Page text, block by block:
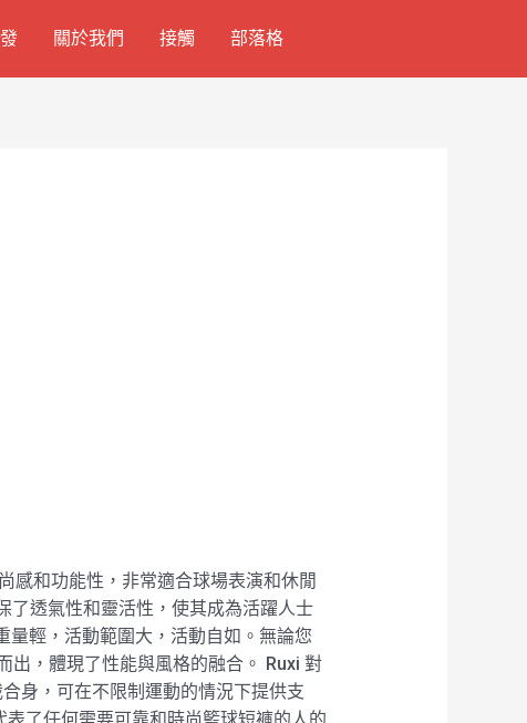
關於我們 接觸 部落格
感和功能性，非常適合球場表演和休閒
了透氣性和靈活性，使其成為活躍人士
輕，活動範圍大，活動自如。無論您
出，體現了性能與風格的融合。 Ruxi 對
身，可在不限制運動的情況下提供支